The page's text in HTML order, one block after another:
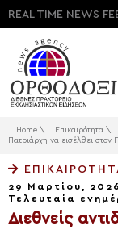
REAL TIME NEWS
Home \ Επικαιρότητα \
Πατριάρχη να εισέλθει στον
29 Μαρτίου,
Τελευταία
Διεθνείς